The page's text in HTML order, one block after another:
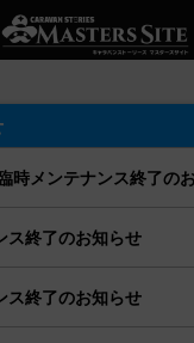
時メンテナンス終了の
ス終了のお知らせ
ス終了のお知らせ